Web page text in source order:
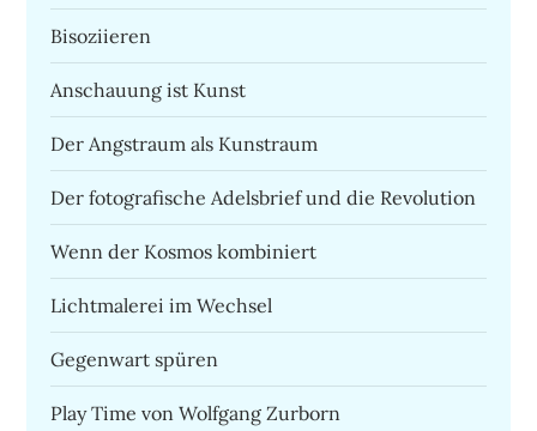
Bisoziieren
Anschauung ist Kunst
Der Angstraum als Kunstraum
Der fotografische Adelsbrief und die Revolution
Wenn der Kosmos kombiniert
Lichtmalerei im Wechsel
Gegenwart spüren
Play Time von Wolfgang Zurborn